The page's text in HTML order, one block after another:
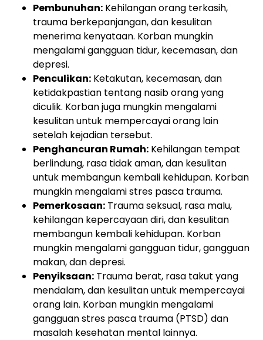
Pembunuhan: Kehilangan orang terkasih,
trauma berkepanjangan, dan kesulitan
menerima kenyataan. Korban mungkin
mengalami gangguan tidur, kecemasan, dan
depresi.
Penculikan: Ketakutan, kecemasan, dan
ketidakpastian tentang nasib orang yang
diculik. Korban juga mungkin mengalami
kesulitan untuk mempercayai orang lain
setelah kejadian tersebut.
Penghancuran Rumah: Kehilangan tempat
berlindung, rasa tidak aman, dan kesulitan
untuk membangun kembali kehidupan. Korban
mungkin mengalami stres pasca trauma.
Pemerkosaan: Trauma seksual, rasa malu,
kehilangan kepercayaan diri, dan kesulitan
membangun kembali kehidupan. Korban
mungkin mengalami gangguan tidur, gangguan
makan, dan depresi.
Penyiksaan: Trauma berat, rasa takut yang
mendalam, dan kesulitan untuk mempercayai
orang lain. Korban mungkin mengalami
gangguan stres pasca trauma (PTSD) dan
masalah kesehatan mental lainnya.